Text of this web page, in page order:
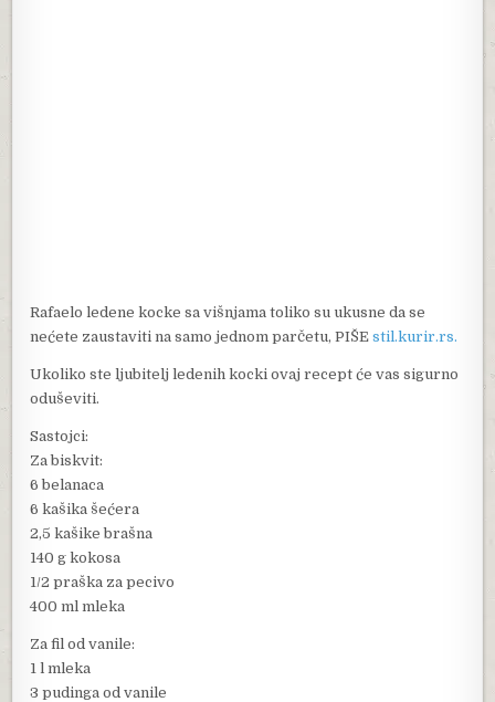
Rafaelo ledene kocke sa višnjama toliko su ukusne da se
nećete zaustaviti na samo jednom parčetu, PIŠEstil.kurir.rs.
Ukoliko ste ljubitelj ledenih kocki ovaj recept će vas sigurno
oduševiti.
Sastojci:
Za biskvit:
6 belanaca
6 kašika šećera
2,5 kašike brašna
140 g kokosa
1/2 praška za pecivo
400 ml mleka
Za fil od vanile:
1 l mleka
3 pudinga od vanile